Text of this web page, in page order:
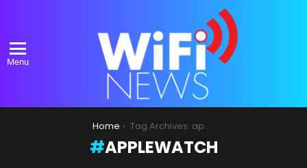
Menu
Home Tag Archives: applewatch
APPLEWATCH